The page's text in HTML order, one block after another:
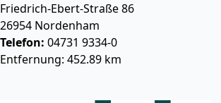
Friedrich-Ebert-Straße 86
26954 Nordenham
Telefon: 04731 9334-0
Entfernung: 452.89 km